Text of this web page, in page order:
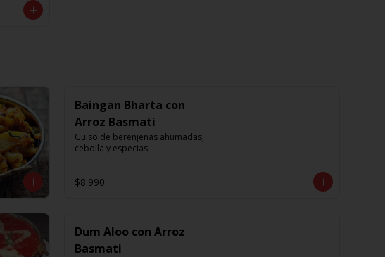
Baingan Bharta con
Arroz Basmati
Guiso de berenjenas ahumadas,
cebolla y especias
$8.990
Dum Aloo con Arroz
Basmati